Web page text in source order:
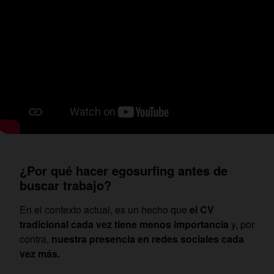
¿Por qué hacer egosurfing antes de
buscar trabajo?
En el contexto actual, es un hecho que el CV
tradicional cada vez tiene menos importancia y, por
contra, nuestra presencia en redes sociales cada
vez más.